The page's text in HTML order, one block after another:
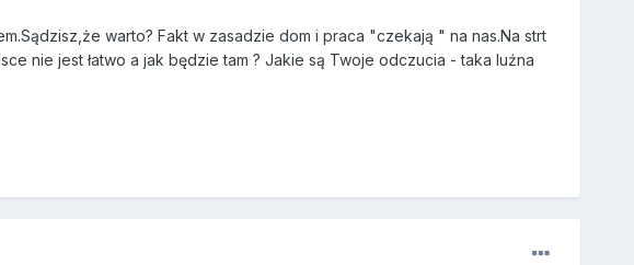
warto? Fakt w zasadzie dom i praca "czekają " na nas.Na strt
nie jest łatwo a jak będzie tam ? Jakie są Twoje odczucia - taka luźna